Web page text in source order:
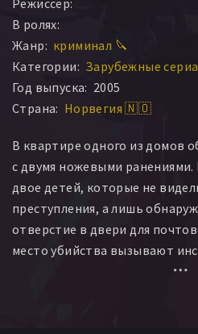
В ролях:
Жанр: криминал 🔪
Категории: Зарубежные
Год выпуска: 2005
Страна: Норвегия 🇳🇴
В квартире одного из домов
с двумя ножевыми
двое детей, которые не
преступления, а лишь
отверстие в двери для
место убийства вызывают
который собирался провести